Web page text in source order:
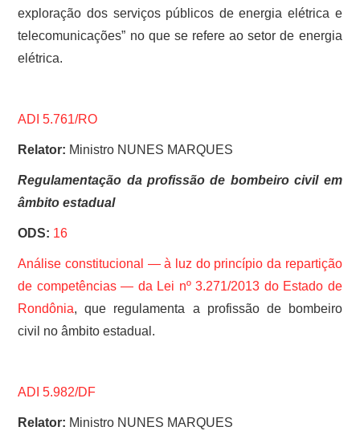
exploração dos serviços públicos de energia elétrica e
telecomunicações” no que se refere ao setor de energia
elétrica.
ADI 5.761/RO
Relator: Ministro NUNES MARQUES
Regulamentação da profissão de bombeiro civil em
âmbito estadual
ODS: 16
Análise constitucional — à luz do princípio da repartição
de competências — da Lei nº 3.271/2013 do Estado de
Rondônia, que regulamenta a profissão de bombeiro
civil no âmbito estadual.
ADI 5.982/DF
Relator: Ministro NUNES MARQUES